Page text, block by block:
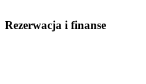
Rezerwacja i finanse